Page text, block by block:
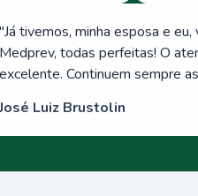
"Já tivemos, minha esposa e
Medprev, todas perfeitas! O
excelente. Continuem sempre
José Luiz Brustolin